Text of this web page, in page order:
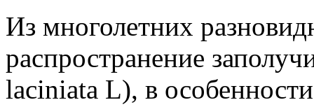
Из многолетних
распространение
laciniata L), в